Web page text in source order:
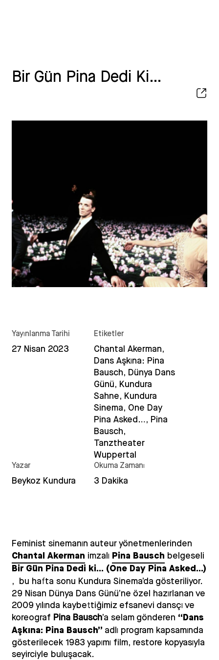
Bir Gün Pina Dedi Ki…
Yayınlanma Tarihi
27 Nisan 2023
Etiketler
Chantal Akerman,
Dans Aşkına: Pina
Bausch, Dünya Dans
Günü, Kundura
Sahne, Kundura
Sinema, One Day
Pina Asked…, Pina
Bausch,
Tanztheater
Wuppertal
Yazar
Beykoz Kundura
Okuma Zamanı
3 Dakika
Feminist sinemanın auteur yönetmenlerinden
Chantal Akerman imzalı Pina Bausch belgeseli
Bir Gün Pina Dedi ki… (One Day Pina Asked…)
, bu hafta sonu Kundura Sinema’da gösteriliyor.
29 Nisan Dünya Dans Günü’ne özel hazırlanan ve
2009 yılında kaybettiğimiz efsanevi dansçı ve
koreograf Pina Bausch’a selam gönderen “Dans
Aşkına: Pina Bausch” adlı program kapsamında
gösterilecek 1983 yapımı film, restore kopyasıyla
seyirciyle buluşacak.